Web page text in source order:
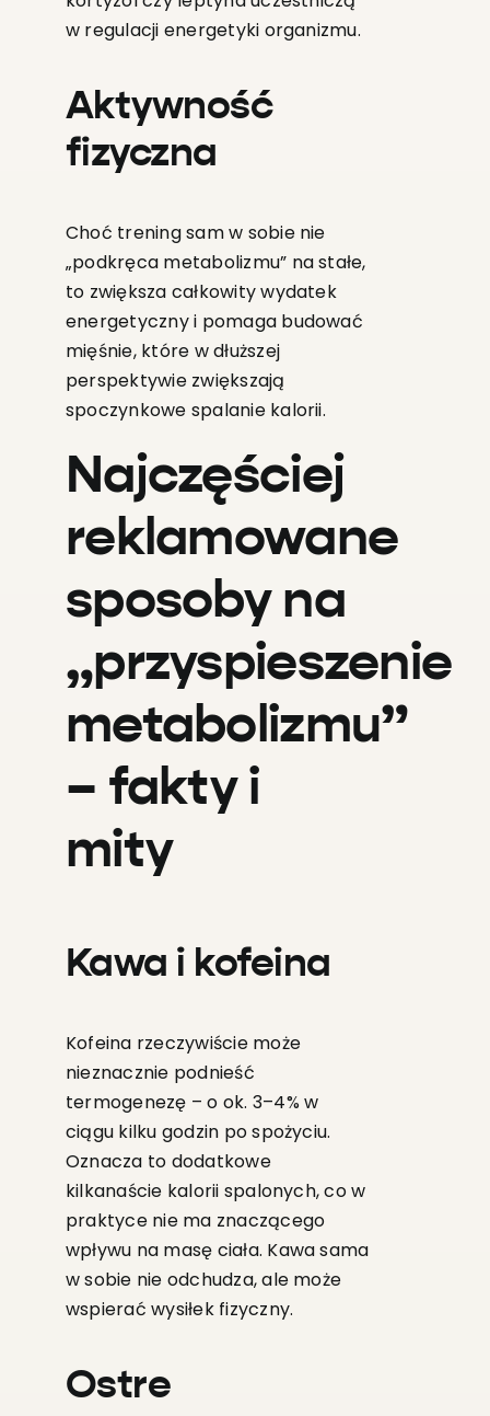
w regulacji energetyki organizmu.
Aktywność
fizyczna
Choć trening sam w sobie nie
„podkręca metabolizmu” na stałe,
to zwiększa całkowity wydatek
energetyczny i pomaga budować
mięśnie, które w dłuższej
perspektywie zwiększają
spoczynkowe spalanie kalorii.
Najczęściej
reklamowane
sposoby na
„przyspieszenie
metabolizmu”
– fakty i
mity
Kawa i kofeina
Kofeina rzeczywiście może
nieznacznie podnieść
termogenezę – o ok. 3–4% w
ciągu kilku godzin po spożyciu.
Oznacza to dodatkowe
kilkanaście kalorii spalonych, co w
praktyce nie ma znaczącego
wpływu na masę ciała. Kawa sama
w sobie nie odchudza, ale może
wspierać wysiłek fizyczny.
Ostre